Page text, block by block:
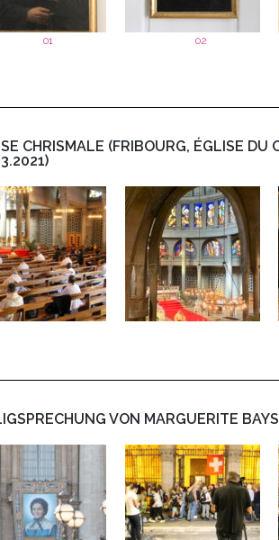
01 02
CHRISMALE (FRIBOURG, ÉGLISE DU
VON MARGUERITE